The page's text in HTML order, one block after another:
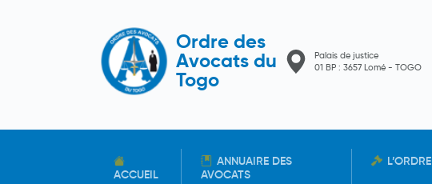
Ordre des
Avocats du
Togo
Palais de justice
01 BP : 3657 Lomé - TOGO
ACCUEIL
ANNUAIRE DES
AVOCATS
L’ORDRE